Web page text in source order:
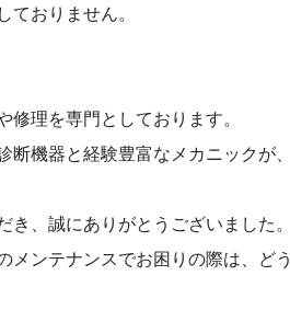
ておりません。
理を専門としております。
機器と経験豊富なメカニックが、
、誠にありがとうございました。
メンテナンスでお困りの際は、どう